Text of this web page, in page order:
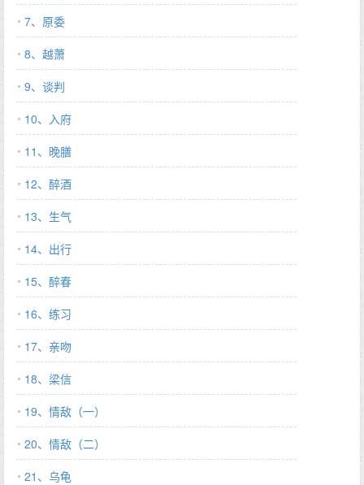
求收藏 文案： 阮雀是江南总督的独女，生得国色天香，是江南第
一美人。 可惜所嫁非人。 夫君顾廷康是宁远侯世子，才貌品行样
样皆好，唯独不爱她。 三年夫妻，相敬如宾，他待她冷淡。 阮雀
以为这是他性格所致。 直到顾廷康把那娇柔小性的外室领到她面
前，任由她践踏她的尊严，毁她容貌时 阮雀才知道，原来顾廷康不
是天生冷淡，他也会温柔小意，只是对她冷酷罢了。 婆母刁难、小
姑贪婪，恶奴欺主，甚至母族被陷害锒铛入狱 阮雀不缺乏和离的勇
气，眼下却求告无门。万般无奈，她只能去求那个暴虐噬杀，残忍
骇戾的摄政王。 ※ 那日司朝（chao）点兵回城，阮雀当街拦驾。
他见自己爱而不得多年的姑娘纤腰颤颤，眸染泪光，袖下的拳松了
又紧，紧了又松，终是忍不住出手，把人捞进了车舆。 车舆之内，
气温陡升。铁臂箍住细腰，他低声沉吟，求我，怎么求？ ※ 不久
后，阮氏全族被放了出来，父兄官复原职，更上一层楼。 阮雀从顾
廷康的弃妇变成了他高不可攀的小舅母。 那个传说中凶残暴戾的男
人将她小心翼翼裹在掌心里，要风得风要雨得雨。 顾廷康亲眼看见
少女骄矜地偎依在男人怀中， 他心如刀割，却见司朝缓缓勾唇道：
跪下，叫舅母。…
7、原委
8、越萧
9、谈判
10、入府
11、晚膳
12、醉酒
13、生气
14、出行
15、醉春
16、练习
17、亲吻
18、梁信
19、情敌（一）
20、情敌（二）
21、乌龟